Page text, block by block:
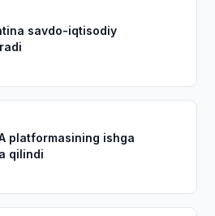
savdo-iqtisodiy
platformasining ishga
qilindi